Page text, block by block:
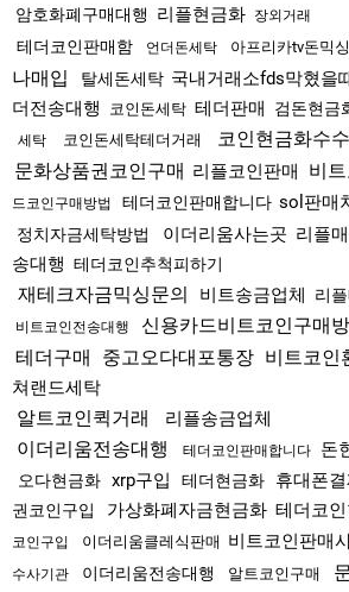
암호화폐구매대행 리플현금화 장외거래
테더코인판매함 언더돈세탁 아프리카tv돈믹싱
나매입
탈세돈세탁 국내거래소fds막혔을
더전송대행
코인돈세탁 테더판매 검돈현금
세탁 코인돈세탁테더거래
코인현금화수
문화상품권코인구매 리플코인판매 비
드코인구매방법
테더코인판매합니다 sol판매
정치자금세탁방법 이더리움사는곳 리플
송대행 테더코인추척피하기
재테크자금믹싱문의 비트송금업체 리
비트코인전송대행 신용카드비트코인구매
테더구매 중고오다대포통장 비트코인
쳐랜드세탁
알트코인퀵거래 리플송금업체
이더리움전송대행 테더코인판매합니다 돈
오다현금화 xrp구입 테더현금화 휴대폰
권코인구입
가상화폐자금현금화 테더코
코인구입
이더리움클레식판매 비트코인판매
수사기관
이더리움전송대행 알트코인구매